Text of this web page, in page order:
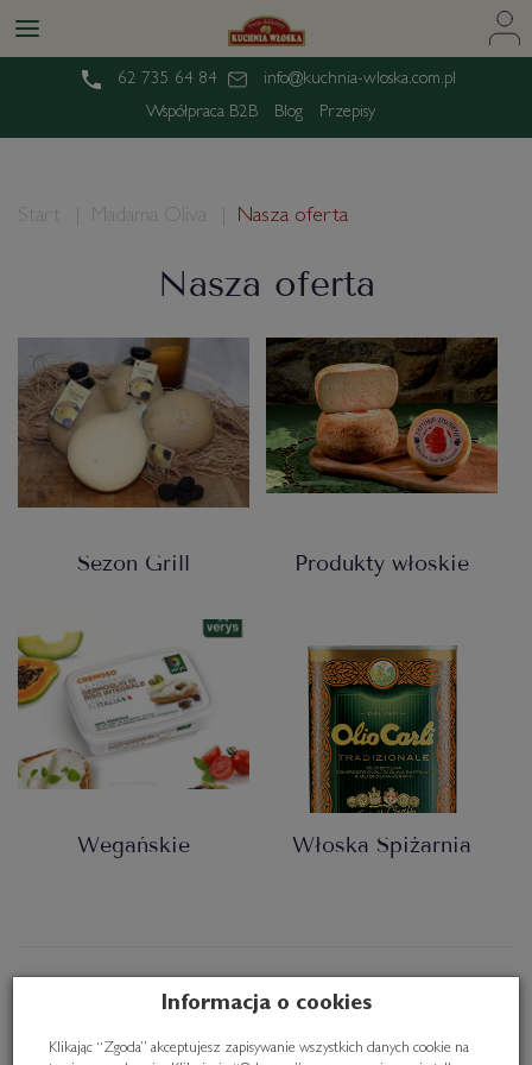
62 735 64 84
info@kuchnia-wloska.com.pl
Współpraca B2B
Blog Przepisy
Start Madama Oliva Nasza oferta
Nasza oferta
Sezon Grill Produkty włoskie
Wegańskie Włoska Spiżarnia
Oryginalne włoskie
produkty i delikatesy
Informacja o cookies
Klikając “Zgoda” akceptujesz zapisywanie wszystkich danych cookie na